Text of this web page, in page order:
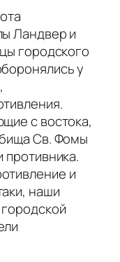
Ландвер и
городского
у
с востока,
Св. Фомы
противника.
и
наши